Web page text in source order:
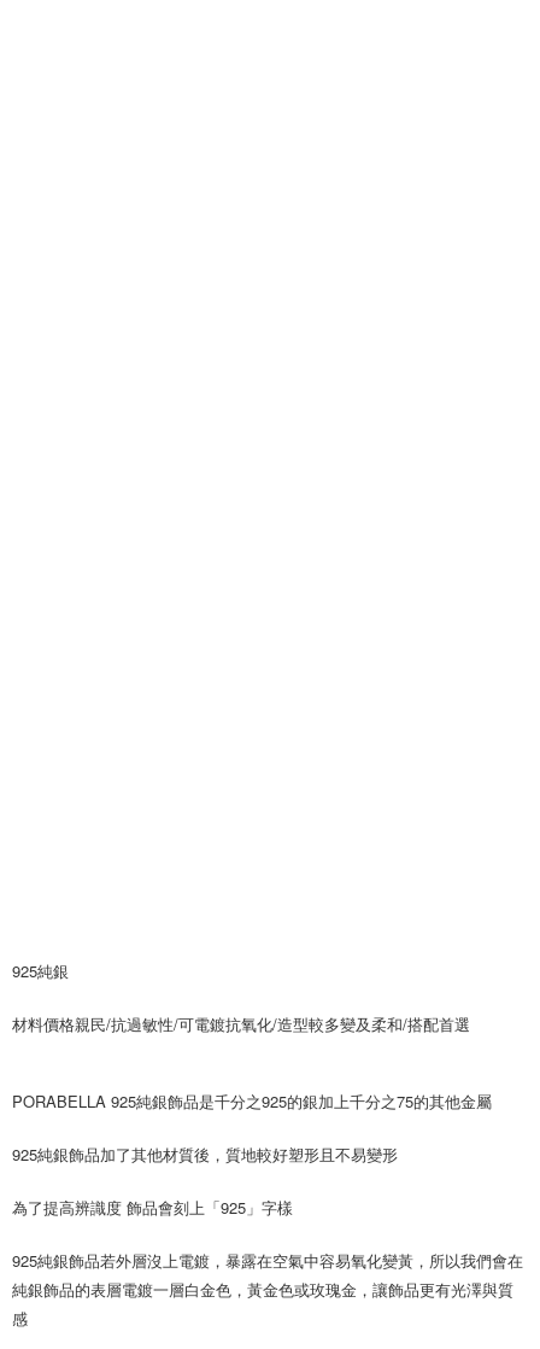
925純銀
材料價格親民/抗過敏性/可電鍍抗氧化/造型較多變及柔和/搭配首選
PORABELLA 925純銀飾品是千分之925的銀加上千分之75的其他金屬
925純銀飾品加了其他材質後，質地較好塑形且不易變形
為了提高辨識度 飾品會刻上「925」字樣
925純銀飾品若外層沒上電鍍，暴露在空氣中容易氧化變黃，所以我們會在
純銀飾品的表層電鍍一層白金色，黃金色或玫瑰金，讓飾品更有光澤與質
感